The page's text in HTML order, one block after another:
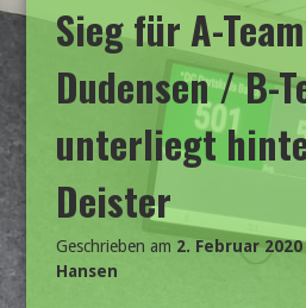
Sieg für A-
Dudensen / B-
unterliegt
Deister
Geschrieben am 2. Februar 2020
Hansen